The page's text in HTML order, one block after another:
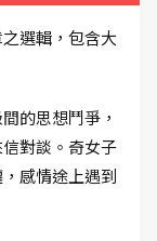
選輯，包含大
的思想鬥爭，
對談。奇女子
感情途上遇到